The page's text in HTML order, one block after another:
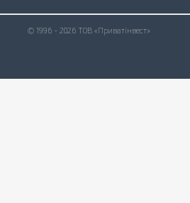
© 1996 - 2026 ТОВ «Приватінвест»